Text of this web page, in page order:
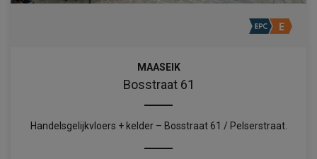
MAASEIK
Bosstraat 61
Handelsgelijkvloers + kelder – Bosstraat 61 / Pelserstraat.